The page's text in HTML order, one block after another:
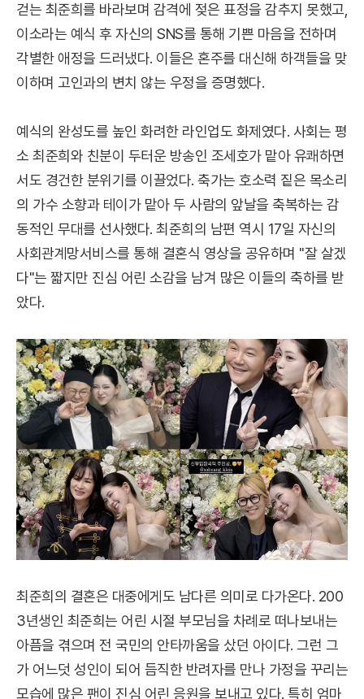
걷는 최준희를 바라보며 감격에 젖은 표정을 감추지 못했고,
이소라는 예식 후 자신의 SNS를 통해 기쁜 마음을 전하며
각별한 애정을 드러냈다. 이들은 혼주를 대신해 하객들을 맞
이하며 고인과의 변치 않는 우정을 증명했다.
예식의 완성도를 높인 화려한 라인업도 화제였다. 사회는 평
소 최준희와 친분이 두터운 방송인 조세호가 맡아 유쾌하면
서도 경건한 분위기를 이끌었다. 축가는 호소력 짙은 목소리
의 가수 소향과 테이가 맡아 두 사람의 앞날을 축복하는 감
동적인 무대를 선사했다. 최준희의 남편 역시 17일 자신의
사회관계망서비스를 통해 결혼식 영상을 공유하며 "잘 살겠
다"는 짧지만 진심 어린 소감을 남겨 많은 이들의 축하를 받
았다.
최준희의 결혼은 대중에게도 남다른 의미로 다가온다. 200
3년생인 최준희는 어린 시절 부모님을 차례로 떠나보내는
아픔을 겪으며 전 국민의 안타까움을 샀던 아이다. 그런 그
가 어느덧 성인이 되어 듬직한 반려자를 만나 가정을 꾸리는
모습에 많은 팬이 진심 어린 응원을 보내고 있다. 특히 엄마